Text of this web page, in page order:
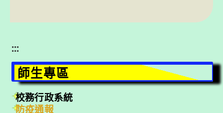
:::
師生專區
校務行政系統
防疫通報